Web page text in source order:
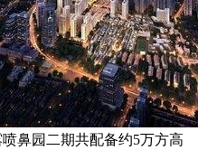
鼻园二期共配备约5万方高